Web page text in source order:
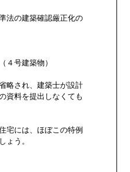
法の建築確認厳正化の
４号建築物）
略され、建築士が設計
資料を提出しなくても
宅には、ほぼこの特例
ょう。